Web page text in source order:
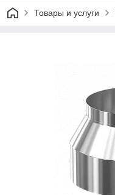
Товары и услуги